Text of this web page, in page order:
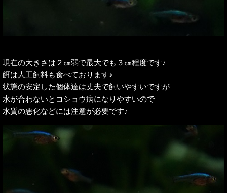
現在の大きさは２㎝弱で最大でも３㎝程度です♪
餌は人工飼料も食べております♪
状態の安定した個体達は丈夫で飼いやすいですが
水が合わないとコショウ病になりやすいので
水質の悪化などには注意が必要です♪